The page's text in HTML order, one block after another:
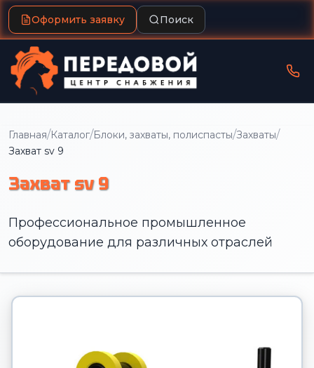
Оформить заявку Поиск
Главная/Каталог/Блоки, захваты, полиспасты/Захваты/
Захват sv 9
Захват sv 9
Профессиональное промышленное
оборудование для различных отраслей